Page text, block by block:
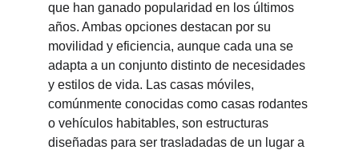
que han ganado popularidad en los últimos
años. Ambas opciones destacan por su
movilidad y eficiencia, aunque cada una se
adapta a un conjunto distinto de necesidades
y estilos de vida. Las casas móviles,
comúnmente conocidas como casas rodantes
o vehículos habitables, son estructuras
diseñadas para ser trasladadas de un lugar a